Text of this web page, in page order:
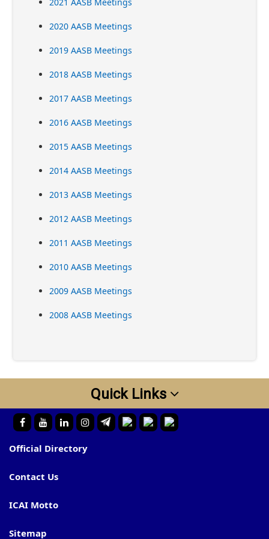
2020 AASB Meetings
2019 AASB Meetings
2018 AASB Meetings
2017 AASB Meetings
2016 AASB Meetings
2015 AASB Meetings
2014 AASB Meetings
2013 AASB Meetings
2012 AASB Meetings
2011 AASB Meetings
2010 AASB Meetings
2009 AASB Meetings
2008 AASB Meetings
Quick Links
Official Directory
Contact Us
ICAI Motto
Sitemap